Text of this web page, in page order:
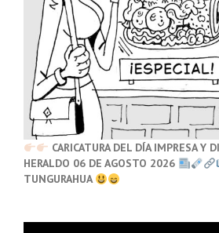
CARICATURA DEL DÍA IMPRESA Y
HERALDO 06 DE AGOSTO 2026
TUNGURAHUA